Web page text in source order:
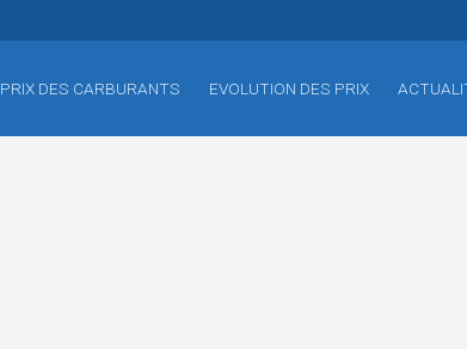
PRIX DES CARBURANTS EVOLUTION DES PRIX